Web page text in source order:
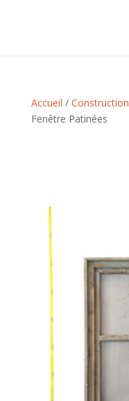
Accueil / Construction
Fenêtre Patinées